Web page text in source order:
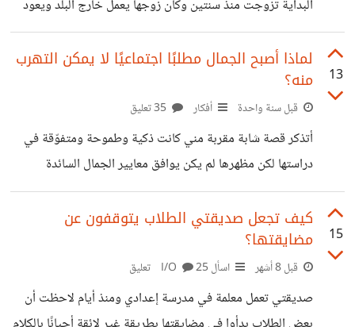
البداية تزوجت منذ سنتين وكان زوجها يعمل خارج البلد ويعود
كل فترة ومع مرور الوقت بدأت المشاكل تظهر بينهما لكنه كان
يطمئنها دائمًا أنه لن يترك بيته لكن في شهرها السابع اكتشفت أنه
يريد الزواج بامرأة أخرى وقال لها إنه يريد فتح بيت جديد
وطلب منها أن تعود إلى أهلها حتى تهدأ الأمور وبعد ذلك بأيام
قليلة توقف عن التواصل معها تمامًا ولم يسأل عنها طوال حملها
ثم طلقها
13
لماذا أصبح الجمال مطلبًا اجتماعيًا لا يمكن التهرب
منه؟
قبل سنة واحدة أفكار
أتذكر قصة شابة مقربة مني كانت ذكية وطموحة ومتفوّقة في
دراستها لكن مظهرها لم يكن يوافق معايير الجمال السائدة
تقدمت لوظيفة مؤهلة لها أكثر من أي مرشح آخر لكنها فوجئت
برفضها وعلمت من موظف أن الشركة تفضل موظفات بمظهر
يتناسب مع صورة المكان هذه العبارة كسرت بداخلها شيئا لم
يلتئم بسهولة "أما الحكاية الأشد قسوة فكانت لفتاة من دائرة
معارفي كانت على وشك الزواج بعد خطوبة استمرت عاما كاملا
حتى جاء لقاء عائلي رأت فيه والدة العريس صورا لفتاة أخرى
15
كيف تجعل صديقتي الطلاب يتوقفون عن
مضايقتها؟
قبل 8 أشهر اسأل I/O 25 تعليق
صديقتي تعمل معلمة في مدرسة إعدادي ومنذ أيام لاحظت أن